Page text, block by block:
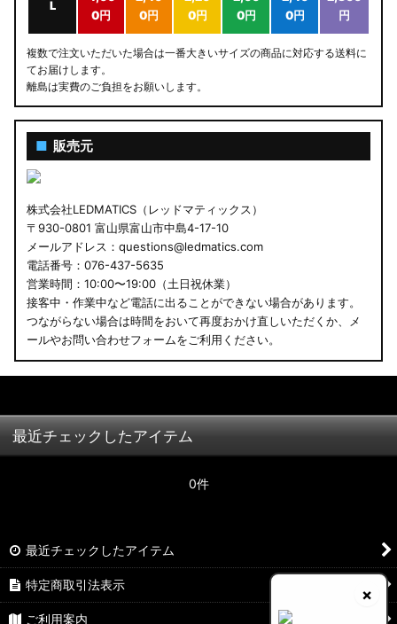
L
0円
0円
0円
0円
0円
円
複数で注文いただいた場合は一番大きいサイズの商品に対応する送料に
てお届けします。
離島は実費のご負担をお願いします。
■ 販売元
株式会社LEDMATICS（レッドマティックス）
〒930-0801 富山県富山市中島4-17-10
メールアドレス：questions@ledmatics.com
電話番号：076-437-5635
営業時間：10:00〜19:00（土日祝休業）
接客中・作業中など電話に出ることができない場合があります。
つながらない場合は時間をおいて再度おかけ直しいただくか、メ
ールやお問い合わせフォームをご利用ください。
×
最近チェックしたアイテム
0件
最近チェックしたアイテム
特定商取引法表示
ご利用案内